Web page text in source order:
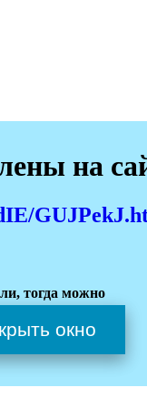
на
тогда можно
окно